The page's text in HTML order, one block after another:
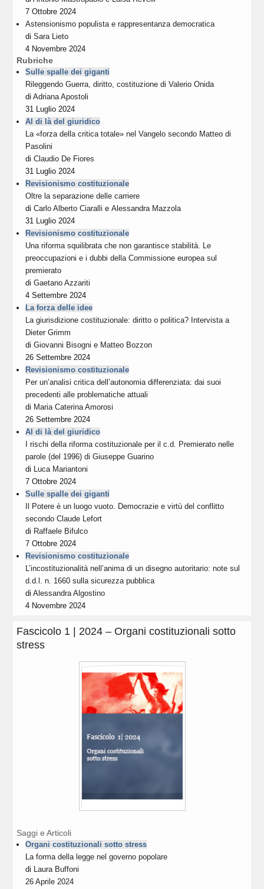
7 Ottobre 2024
Astensionismo populista e rappresentanza democratica
diSara Lieto
4 Novembre 2024
Rubriche
Sulle spalle dei giganti
Rileggendo Guerra, diritto, costituzione di Valerio Onida
diAdriana Apostoli
31 Luglio 2024
Al di là del giuridico
La «forza della critica totale» nel Vangelo secondo Matteo di
Pasolini
diClaudio De Fiores
31 Luglio 2024
Revisionismo costituzionale
Oltre la separazione delle carriere
diCarlo Alberto Ciaralli eAlessandra Mazzola
31 Luglio 2024
Revisionismo costituzionale
Una riforma squilibrata che non garantisce stabilità. Le
preoccupazioni e i dubbi della Commissione europea sul
premierato
diGaetano Azzariti
4 Settembre 2024
La forza delle idee
La giurisdizione costituzionale: diritto o politica? Intervista a
Dieter Grimm
diGiovanni Bisogni e Matteo Bozzon
26 Settembre 2024
Revisionismo costituzionale
Per un’analisi critica dell’autonomia differenziata: dai suoi
precedenti alle problematiche attuali
di Maria Caterina Amorosi
26 Settembre 2024
Al di là del giuridico
I rischi della riforma costituzionale per il c.d. Premierato nelle
parole (del 1996) di Giuseppe Guarino
di Luca Mariantoni
7 Ottobre 2024
Sulle spalle dei giganti
Il Potere è un luogo vuoto. Democrazie e virtù del conflitto
secondo Claude Lefort
di Raffaele Bifulco
7 Ottobre 2024
Revisionismo costituzionale
L’incostituzionalità nell’anima di un disegno autoritario: note sul
d.d.l. n. 1660 sulla sicurezza pubblica
diAlessandra Algostino
4 Novembre 2024
Fascicolo 1 | 2024 – Organi costituzionali sotto
stress
Saggi e Articoli
Organi costituzionali sotto stress
La forma della legge nel governo popolare
di Laura Buffoni
26 Aprile 2024